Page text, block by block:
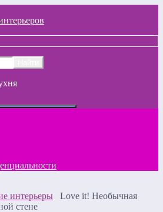
интерьеры
Love it! Необычная
стене